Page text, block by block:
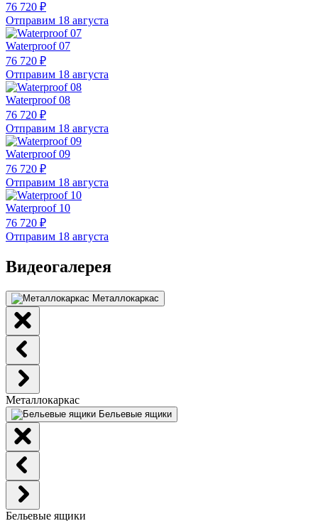
76 720 ₽
Отправим 18 августа
Waterproof 07
76 720 ₽
Отправим 18 августа
Waterproof 08
76 720 ₽
Отправим 18 августа
Waterproof 09
76 720 ₽
Отправим 18 августа
Waterproof 10
76 720 ₽
Отправим 18 августа
Видеогалерея
Металлокаркас
Металлокаркас
Бельевые ящики
Бельевые ящики